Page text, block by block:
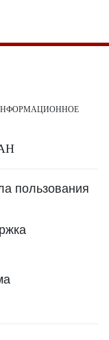
пользования